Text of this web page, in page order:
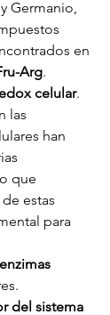
Germanio,
en
Arg.
celular.
las
han
que
estas
para
enzimas
del sistema